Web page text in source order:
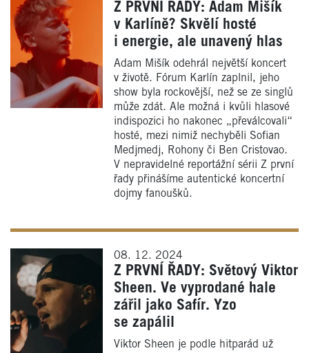
Z PRVNÍ ŘADY: Adam Mišík
v Karlíně? Skvělí hosté
i energie, ale unavený hlas
Adam Mišík odehrál největší koncert
v životě. Fórum Karlín zaplnil, jeho
show byla rockovější, než se ze singlů
může zdát. Ale možná i kvůli hlasové
indispozici ho nakonec „převálcovali“
hosté, mezi nimiž nechyběli Sofian
Medjmedj, Rohony či Ben Cristovao.
V nepravidelné reportážní sérii Z první
řady přinášíme autentické koncertní
dojmy fanoušků.
08. 12. 2024
Z PRVNÍ ŘADY: Světový Viktor
Sheen. Ve vyprodané hale
zářil jako Safír. Yzo
se zapálil
Viktor Sheen je podle hitparád už